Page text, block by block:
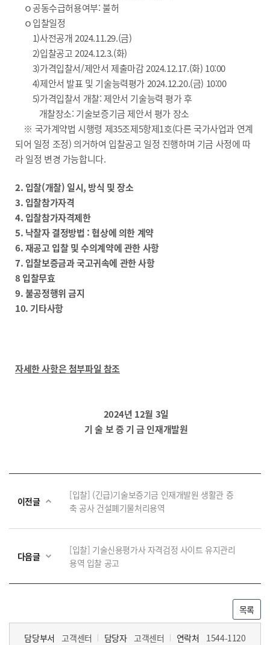
ｏ공동수급허용여부: 불허
ｏ입찰일정
1)사전공개 2024.11.29.(금)
2)입찰공고 2024.12.3.(화)
3)가격입찰서/제안서 제출마감 2024.12.17.(화) 10:00
4)제안서 발표 및 기술능력평가 2024.12.20.(금) 10:00
5)가격입찰서 개찰: 제안서 기술능력 평가 후
개찰장소: 기술보증기금 제안서 평가 장소
※ 국가계약법 시행령 제35조제5항제1호(다른 국가사업과 연계
되어 일정 조정) 의거하여 입찰공고 일정 진행하며 기금 사정에 따
라 일정 변경 가능합니다.
2. 입찰(개찰) 일시, 방식 및 장소
3. 입찰참가자격
4. 입찰참가자격제한
5. 낙찰자 결정방법 : 협상에 의한 계약
6. 재공고 입찰 및 수의계약에 관한 사항
7. 입찰보증금과 국고귀속에 관한 사항
8 입찰무효
9. 불공정행위 금지
10. 기타사항
자세한 사항은 첨부파일 참조
2024년 12월 3일
기 술 보 증 기 금 인재개발원
이전글
[입찰] (긴급)기술보증기금 인재개발원 생활관 증
축 공사 건설폐기물처리용역
다음글
[입찰] 기술신용평가사 자격검정 사이트 유지관리
용역 입찰 공고
목록
담당부서 고객센터 담당자 고객센터 연락처 1544-1120